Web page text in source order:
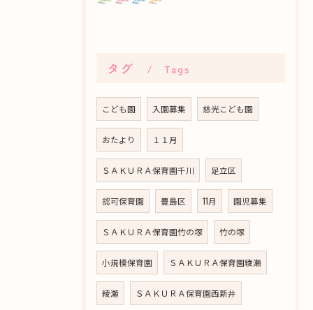
タグ Tags
こども園 入園募集 慈光こども園
おたより １１月
ＳＡＫＵＲＡ保育園千川 足立区
認可保育園 豊島区 11月 園児募集
ＳＡＫＵＲＡ保育園竹の塚 竹の塚
小規模保育園 ＳＡＫＵＲＡ保育園綾瀬
綾瀬 ＳＡＫＵＲＡ保育園西新井